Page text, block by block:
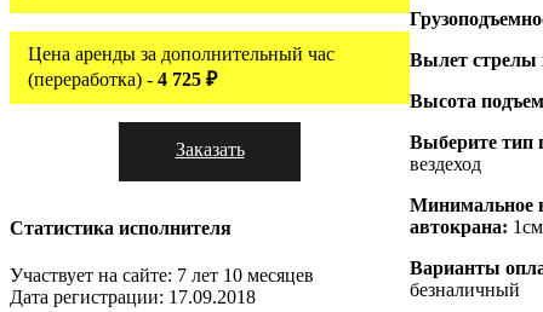
Цена аренды за дополнительный час
(переработка) - 4 725 ₽
Заказать
Статистика исполнителя
Участвует на сайте: 7 лет 10 месяцев
Дата регистрации: 17.09.2018
Вылет стрелы
Высота
Выберите тип
вездеход
Минимальное
автокрана:
Варианты
безналичный